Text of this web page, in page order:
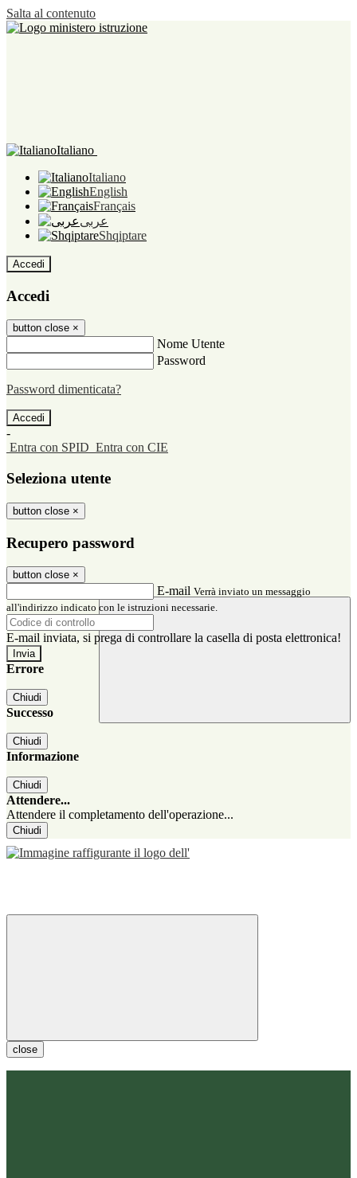
Salta al contenuto
Italiano
Italiano
English
Français
عربى
Shqiptare
Accedi
Accedi
button close ×
Nome Utente
Password
Password dimenticata?
-
Entra con SPID Entra con CIE
Seleziona utente
button close ×
Recupero password
button close ×
E-mail Verrà inviato un messaggio
all'indirizzo indicato con le istruzioni necessarie.
E-mail inviata, si prega di controllare la casella di posta elettronica!
Errore
Chiudi
Successo
Chiudi
Informazione
Chiudi
Attendere...
Attendere il completamento dell'operazione...
Chiudi
close